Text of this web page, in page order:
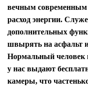
вечным современным
расход энергии.
дополнительных
швырять на асфальт
Нормальный человек
у нас выдают
камеры, что